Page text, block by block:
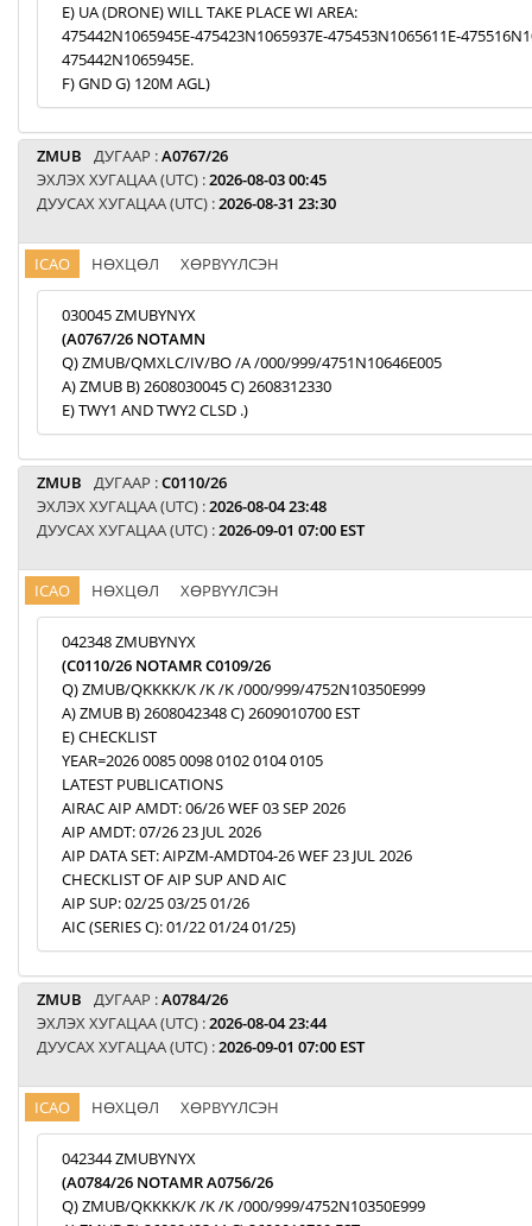
E) UA (DRONE) WILL TAKE PLACE WI AREA:
475442N1065945E-475423N1065937E-475453N1065611E-
475442N1065945E.
F) GND G) 120M AGL)
ZMUB ДУГААР :A0767/26
ЭХЛЭХ ХУГАЦАА (UTC) :2026-08-03 00:45
ДУУСАХ ХУГАЦАА (UTC) :2026-08-31 23:30
ICAO НӨХЦӨЛ ХӨРВҮҮЛСЭН
030045 ZMUBYNYX
(A0767/26 NOTAMN
Q) ZMUB/QMXLC/IV/BO /A /000/999/4751N10646E005
A) ZMUB B) 2608030045 C) 2608312330
E) TWY1 AND TWY2 CLSD .)
ZMUB ДУГААР :C0110/26
ЭХЛЭХ ХУГАЦАА (UTC) :2026-08-04 23:48
ДУУСАХ ХУГАЦАА (UTC) :2026-09-01 07:00 EST
ICAO НӨХЦӨЛ ХӨРВҮҮЛСЭН
042348 ZMUBYNYX
(C0110/26 NOTAMR C0109/26
Q) ZMUB/QKKKK/K /K /K /000/999/4752N10350E999
A) ZMUB B) 2608042348 C) 2609010700 EST
E) CHECKLIST
YEAR=2026 0085 0098 0102 0104 0105
LATEST PUBLICATIONS
AIRAC AIP AMDT: 06/26 WEF 03 SEP 2026
AIP AMDT: 07/26 23 JUL 2026
AIP DATA SET: AIPZM-AMDT04-26 WEF 23 JUL 2026
CHECKLIST OF AIP SUP AND AIC
AIP SUP: 02/25 03/25 01/26
AIC (SERIES C): 01/22 01/24 01/25)
ZMUB ДУГААР :A0784/26
ЭХЛЭХ ХУГАЦАА (UTC) :2026-08-04 23:44
ДУУСАХ ХУГАЦАА (UTC) :2026-09-01 07:00 EST
ICAO НӨХЦӨЛ ХӨРВҮҮЛСЭН
042344 ZMUBYNYX
(A0784/26 NOTAMR A0756/26
Q) ZMUB/QKKKK/K /K /K /000/999/4752N10350E999